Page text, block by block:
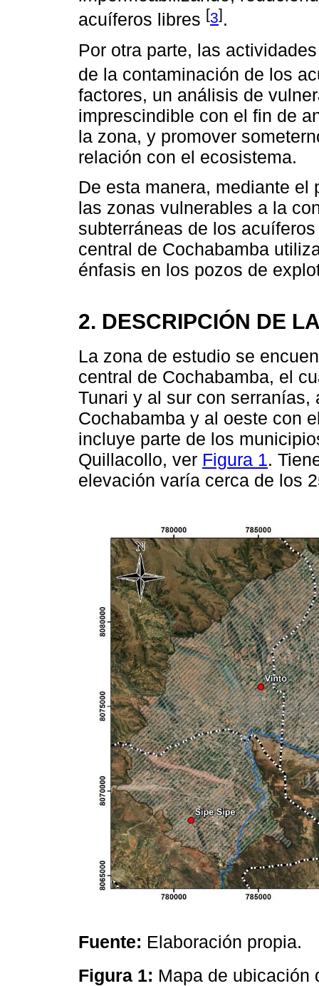
acuíferos libres [3].
Por otra parte, las
de la contaminación de los
factores, un análisis de
imprescindible con el fin de
la zona, y promover
relación con el ecosistema.
De esta manera, mediante
las zonas vulnerables a la
subterráneas de los
central de Cochabamba
énfasis en los pozos de
2. DESCRIPCIÓN DE
La zona de estudio se
central de Cochabamba, el
Tunari y al sur con
Cochabamba y al oeste con
incluye parte de los
Quillacollo, ver Figura 1.
elevación varía cerca de los
Fuente: Elaboración propia.
Figura 1: Mapa de